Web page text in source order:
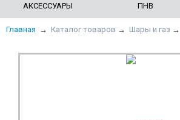
АКСЕССУАРЫ ПНВ
Главная → Каталог товаров → Шары и газ →